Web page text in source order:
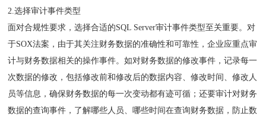
2.选择审计事件类型
面对合规性要求，选择合适的SQL Server审计事件类型至关重要。对
于SOX法案，由于其关注财务数据的准确性和可靠性，企业应重点审
计与财务数据相关的操作事件。如对财务数据的修改事件，记录每一
次数据的修改，包括修改前和修改后的数据内容、修改时间、修改人
员等信息，确保财务数据的每一次变动都有迹可循；还要审计对财务
数据的查询事件，了解哪些人员、哪些时间在查询财务数据，防止数